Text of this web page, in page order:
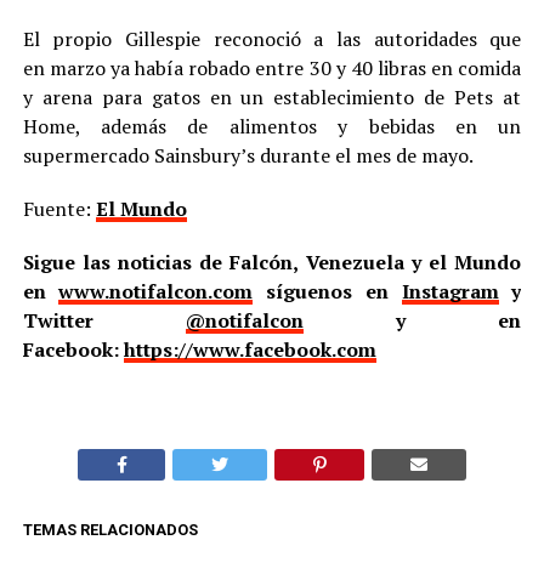
El propio Gillespie reconoció a las autoridades que
en marzo ya había robado entre 30 y 40 libras en comida
y arena para gatos en un establecimiento de Pets at
Home, además de alimentos y bebidas en un
supermercado Sainsbury’s durante el mes de mayo.
Fuente: El Mundo
Sigue las noticias de Falcón, Venezuela y el Mundo
enwww.notifalcon.com síguenos en Instagramy
Twitter @notifalcony en
Facebook:https://www.facebook.com
TEMAS RELACIONADOS